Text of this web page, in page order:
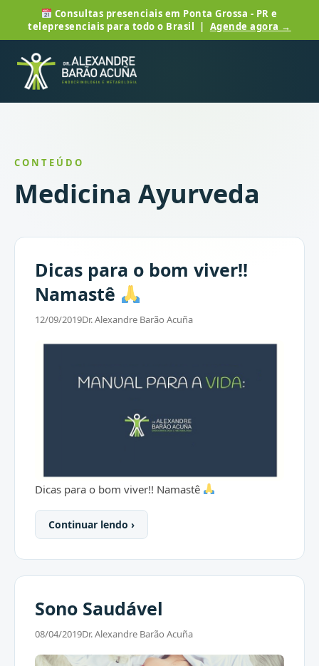
Consultas presenciais em Ponta Grossa - PR e
telepresenciais para todo o Brasil | Agende agora →
CONTEÚDO
Medicina Ayurveda
Dicas para o bom viver!!
Namastê
12/09/2019Dr. Alexandre Barão Acuña
Dicas para o bom viver!! Namastê
Continuar lendo ›
Sono Saudável
08/04/2019Dr. Alexandre Barão Acuña